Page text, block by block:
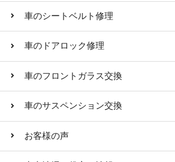
車のシートベルト修理
車のドアロック修理
車のフロントガラス交換
車のサスペンション交換
お客様の声